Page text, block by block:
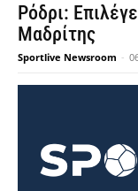
Ρόδρι:
Μαδρίτης
Sportlive Newsroom -